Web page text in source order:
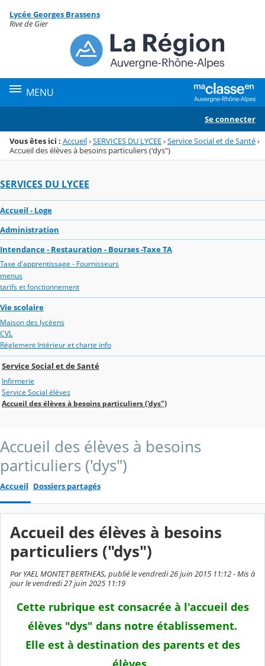
Menu de la rubrique
Contenu
Lycée Georges Brassens
Rive de Gier
MENU
Se connecter
Vous êtes ici : Accueil›SERVICES DU LYCEE›Service Social et de Santé›
Accueil des élèves à besoins particuliers ('dys")
SERVICES DU LYCEE
Accueil - Loge
Administration
Intendance - Restauration - Bourses -Taxe TA
Taxe d'apprentissage - Fournisseurs
menus
tarifs et fonctionnement
Vie scolaire
Maison des lycéens
CVL
Réglement Intérieur et charte info
Service Social et de Santé
Infirmerie
Service Social élèves
Accueil des élèves à besoins particuliers ('dys")
Accueil des élèves à besoins
particuliers ('dys")
Accueil Dossiers partagés
Accueil des élèves à besoins
particuliers ("dys")
Par YAEL MONTET BERTHEAS, publié le vendredi 26 juin 2015 11:12 - Mis à
jour le vendredi 27 juin 2025 11:19
Cette rubrique est consacrée à l'accueil des
élèves "dys" dans notre établissement.
Elle est à destination des parents et des